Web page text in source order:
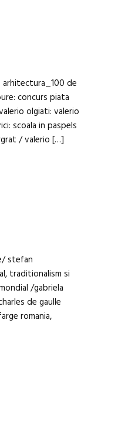
de
concurs piata
olgiati: valerio
scoala in paspels
/ valerio […]
stefan
traditionalism si
/gabriela
de gaulle
romania,